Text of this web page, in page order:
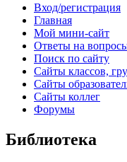
Вход/регистрация
Главная
Мой мини-сайт
Ответы на
Поиск по сайту
Сайты классов,
Сайты
Сайты коллег
Форумы
Библиотека